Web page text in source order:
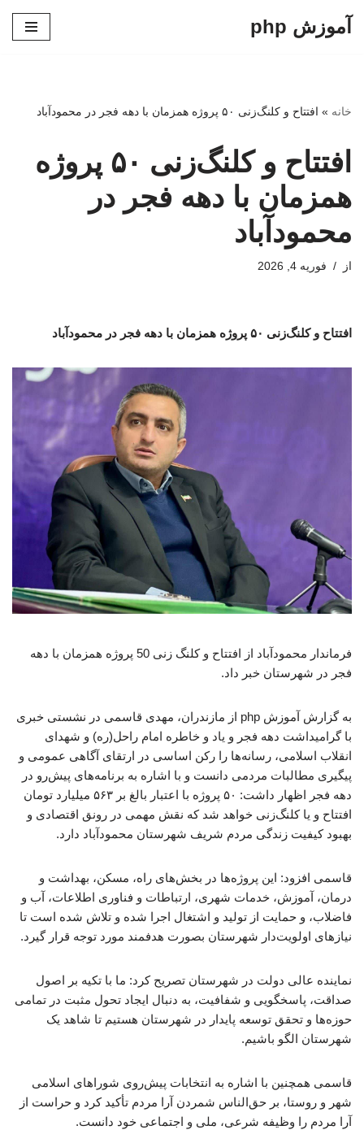
آموزش php
خانه » افتتاح و کلنگ‌زنی ۵۰ پروژه همزمان با دهه فجر در محمودآباد
افتتاح و کلنگ‌زنی ۵۰ پروژه
همزمان با دهه فجر در
محمودآباد
از فوریه 4, 2026
افتتاح و کلنگ‌زنی ۵۰ پروژه همزمان با دهه فجر در محمودآباد
فرماندار محمودآباد از افتتاح و کلنگ زنی 50 پروژه همزمان با دهه
فجر در شهرستان خبر داد.
به گزارش آموزش php از مازندران، مهدی قاسمی در نشستی خبری
با گرامیداشت دهه فجر و یاد و خاطره امام راحل(ره) و شهدای
انقلاب اسلامی، رسانه‌ها را رکن اساسی در ارتقای آگاهی عمومی و
پیگیری مطالبات مردمی دانست و با اشاره به برنامه‌های پیش‌رو در
دهه فجر اظهار داشت: ۵۰ پروژه با اعتبار بالغ بر ۵۶۳ میلیارد تومان
افتتاح و یا کلنگ‌زنی خواهد شد که نقش مهمی در رونق اقتصادی و
بهبود کیفیت زندگی مردم شریف شهرستان محمودآباد دارد. ​
قاسمی افزود: این پروژه‌ها در بخش‌های راه، مسکن، بهداشت و
درمان، آموزش، خدمات شهری، ارتباطات و فناوری اطلاعات، آب و
فاضلاب، و حمایت از تولید و اشتغال اجرا شده و تلاش شده است تا
نیازهای اولویت‌دار شهرستان بصورت هدفمند مورد توجه قرار گیرد. ​
نماینده عالی دولت در شهرستان تصریح کرد: ما با تکیه بر اصول
صداقت، پاسخگویی و شفافیت، به دنبال ایجاد تحول مثبت در تمامی
حوزه‌ها و تحقق توسعه پایدار در شهرستان هستیم تا شاهد یک
شهرستان الگو باشیم.
قاسمی همچنین با اشاره به انتخابات پیش‌روی شوراهای اسلامی
شهر و روستا، بر حق‌الناس شمردن آرا مردم تأکید کرد و حراست از
آرا مردم را وظیفه شرعی، ملی و اجتماعی خود دانست. ​